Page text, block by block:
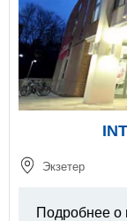
Экзетер
Подробнее о